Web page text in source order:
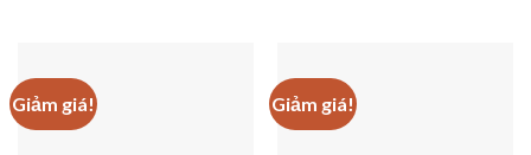
Giảm giá! Giảm giá!